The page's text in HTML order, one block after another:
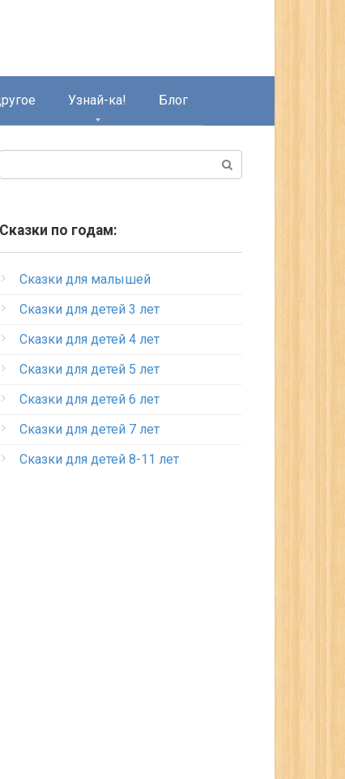
Узнай-ка! Блог
Сказки по годам:
Сказки для малышей
Сказки для детей 3 лет
Сказки для детей 4 лет
Сказки для детей 5 лет
Сказки для детей 6 лет
Сказки для детей 7 лет
Сказки для детей 8-11 лет